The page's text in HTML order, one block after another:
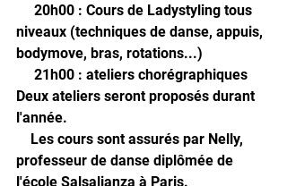
niveaux (techniques de danse, appuis,
bodymove, bras, rotations...)
     21h00 : ateliers chorégraphiques
Deux ateliers seront proposés durant
l'année.
professeur de danse diplômée de
l'école Salsalianza à Paris.